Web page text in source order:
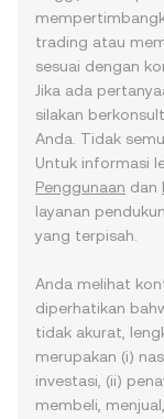
trading atau
sesuai dengan
Jika ada
silakan
Anda. Tidak
Untuk informasi
Penggunaan dan
layanan
yang terpisah.
Anda melihat
diperhatikan
tidak akurat,
merupakan (i)
investasi, (ii)
membeli,